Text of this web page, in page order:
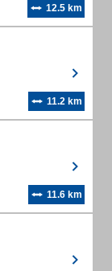
12.5 km
11.2 km
11.6 km